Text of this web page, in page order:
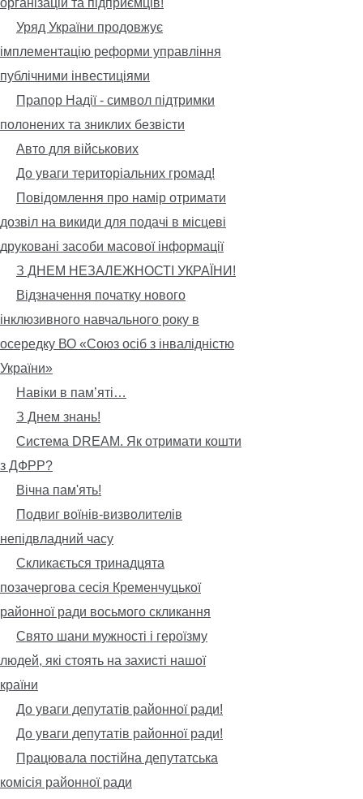
організацій та підприємців!
Уряд України продовжує
імплементацію реформи управління
публічними інвестиціями
Прапор Надії - символ підтримки
полонених та зниклих безвісти
Авто для військових
До уваги територіальних громад!
Повідомлення про намір отримати
дозвіл на викиди для подачі в місцеві
друковані засоби масової інформації
З ДНЕМ НЕЗАЛЕЖНОСТІ УКРАЇНИ!
Відзначення початку нового
інклюзивного навчального року в
осередку ВО «Союз осіб з інвалідністю
України»
Навіки в пам’яті…
З Днем знань!
Система DREAM. Як отримати кошти
з ДФРР?
Вічна пам'ять!
Подвиг воїнів-визволителів
непідвладний часу
Скликається тринадцята
позачергова сесія Кременчуцької
районної ради восьмого скликання
Свято шани мужності і героїзму
людей, які стоять на захисті нашої
країни
До уваги депутатів районної ради!
До уваги депутатів районної ради!
Працювала постійна депутатська
комісія районної ради